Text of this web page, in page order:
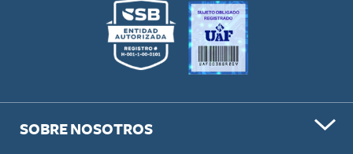
SOBRE NOSOTROS